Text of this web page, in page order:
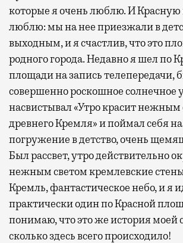
которые я очень люблю. И
люблю: мы на нее приезжали в
выходным, и я счастлив, что это
родного города. Недавно я шел по
площади на запись телепередачи,
совершенно роскошное солнечное
насвистывал «Утро красит нежным
древнего Кремля» и поймал себя на
погружение в детство, очень
Был рассвет, утро действительно
нежным светом кремлевские
Кремль, фантастическое небо, и я
практически один по Красной
понимаю, что это же история моей
сколько здесь всего происходило!